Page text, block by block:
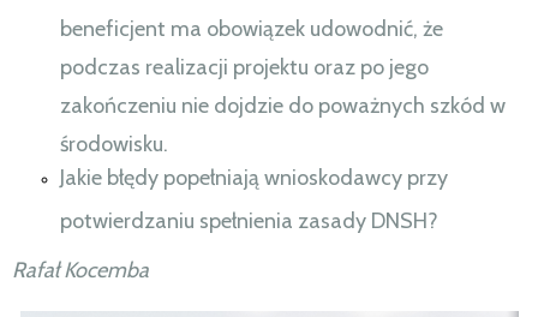
beneficjent ma obowiązek udowodnić, że
podczas realizacji projektu oraz po jego
zakończeniu nie dojdzie do poważnych szkód w
środowisku.
Jakie błędy popełniają wnioskodawcy przy
potwierdzaniu spełnienia zasady DNSH?
Rafał Kocemba